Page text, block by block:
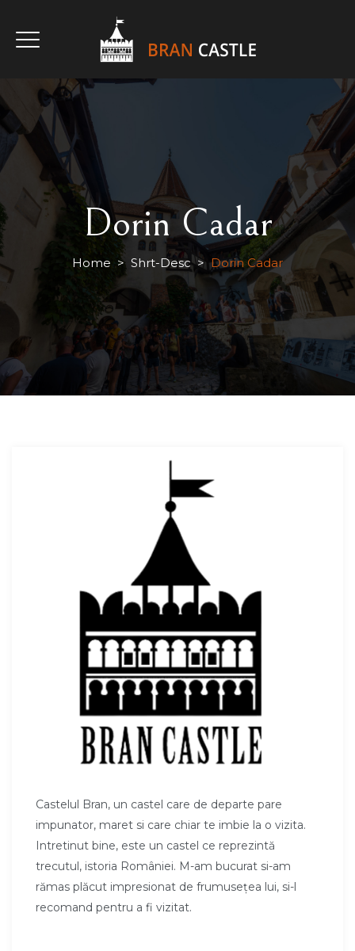
CUMPĂRĂ BILET
Dorin Cadar
Home > Shrt-Desc>Dorin Cadar
Castelul Bran, un castel care de departe pare
impunator, maret si care chiar te imbie la o vizita.
Intretinut bine, este un castel ce reprezintă
trecutul, istoria României. M-am bucurat si-am
rămas plăcut impresionat de frumusețea lui, si-l
recomand pentru a fi vizitat.